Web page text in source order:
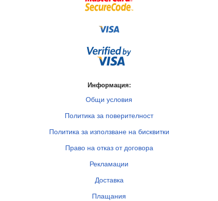
Информация:
Общи условия
Политика за поверителност
Политика за използване на бисквитки
Право на отказ от договора
Рекламации
Доставка
Плащания